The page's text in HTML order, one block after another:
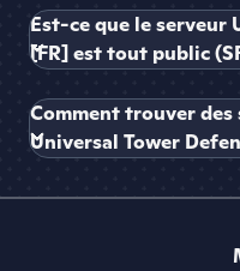
Est-ce que le serveur
[FR] est tout public
Comment trouver des
Universal Tower